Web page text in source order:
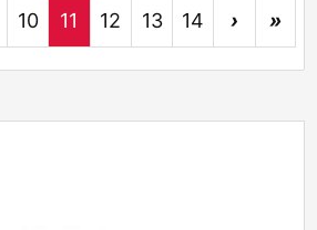
10 11 12 13 14 › »